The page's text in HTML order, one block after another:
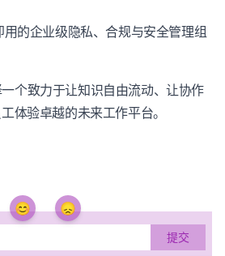
用的企业级隐私、合规与安全管理组
个致力于让知识自由流动、让协作
体验卓越的未来工作平台。
😊 😞